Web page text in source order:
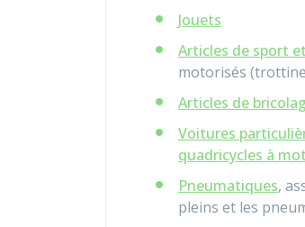
Jouets
Articles de sport
motorisés
Articles de
Voitures
quadricycles à
Pneumatiques,
pleins et les